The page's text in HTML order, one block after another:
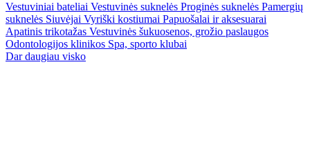
Vestuviniai bateliai Vestuvinės suknelės Proginės suknelės Pamergių
suknelės Siuvėjai Vyriški kostiumai Papuošalai ir aksesuarai
Apatinis trikotažas Vestuvinės šukuosenos, grožio paslaugos
Odontologijos klinikos Spa, sporto klubai
Dar daugiau visko